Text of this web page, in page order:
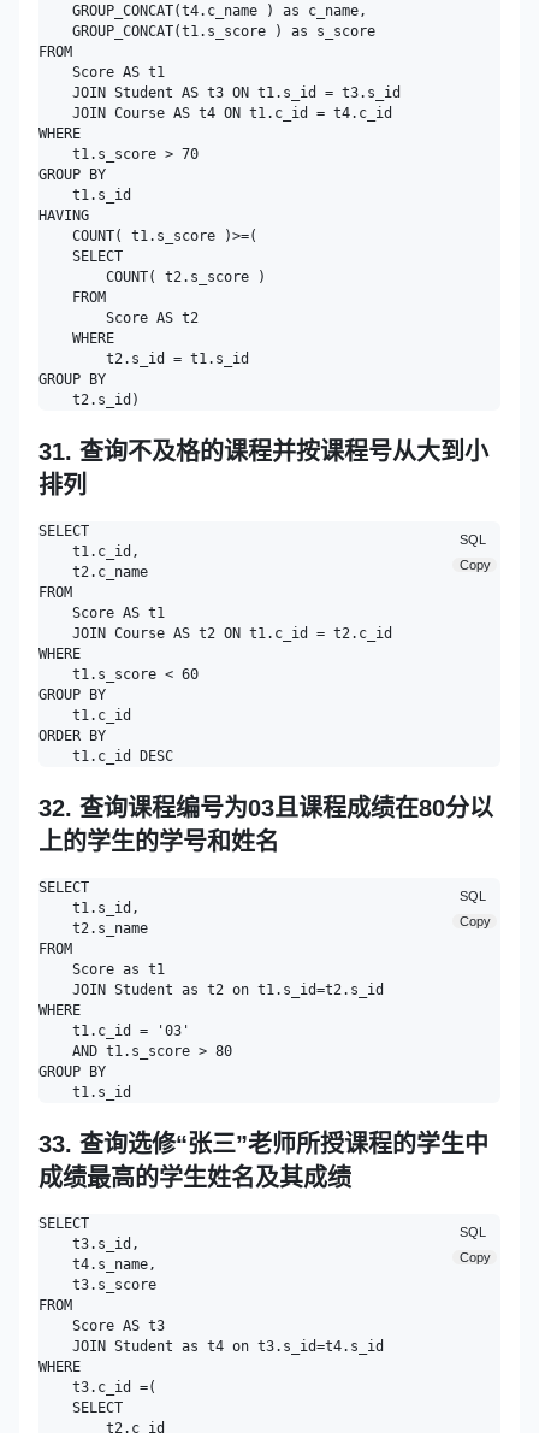
    GROUP_CONCAT(t4.c_name ) as c_name,
    GROUP_CONCAT(t1.s_score ) as s_score
FROM
    Score AS t1
    JOIN Student AS t3 ON t1.s_id = t3.s_id
    JOIN Course AS t4 ON t1.c_id = t4.c_id
WHERE
    t1.s_score > 70
GROUP BY
    t1.s_id
HAVING
    COUNT( t1.s_score )>=(
    SELECT
        COUNT( t2.s_score )
    FROM
        Score AS t2
    WHERE
        t2.s_id = t1.s_id
GROUP BY
31. 查询不及格的课程并按课程号从大到小
排列
SELECT
    t1.c_id,
    t2.c_name
FROM
    Score AS t1
    JOIN Course AS t2 ON t1.c_id = t2.c_id
WHERE
    t1.s_score < 60
GROUP BY
    t1.c_id
ORDER BY
SQL
Copy
32. 查询课程编号为03且课程成绩在80分以
上的学生的学号和姓名
SELECT
    t1.s_id,
    t2.s_name
FROM
    Score as t1
    JOIN Student as t2 on t1.s_id=t2.s_id
WHERE
    t1.c_id = '03'
    AND t1.s_score > 80
GROUP BY
SQL
Copy
33. 查询选修“张三”老师所授课程的学生中
成绩最高的学生姓名及其成绩
SELECT
    t3.s_id,
    t4.s_name,
    t3.s_score
FROM
    Score AS t3
    JOIN Student as t4 on t3.s_id=t4.s_id
WHERE
    t3.c_id =(
    SELECT
        t2.c_id
SQL
Copy